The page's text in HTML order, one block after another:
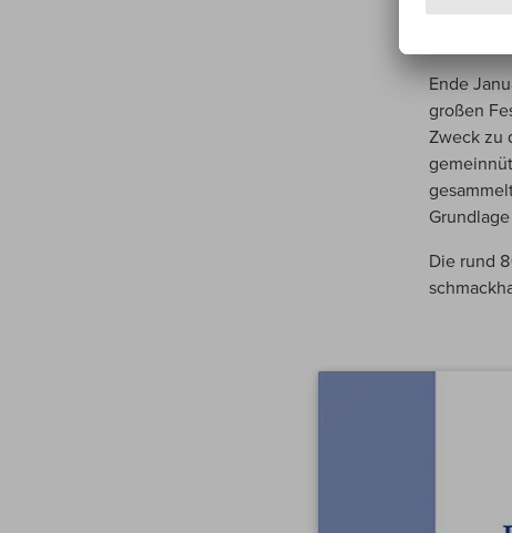
hunderte
Ende
großen
Zweck zu
Die rund